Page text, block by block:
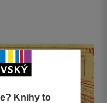
Knihy to